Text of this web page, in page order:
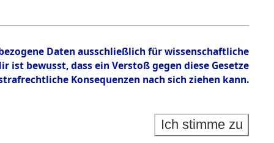
Daten ausschließlich für wissenschaftliche
bewusst, dass ein Verstoß gegen diese Gesetze
Konsequenzen nach sich ziehen kann.
Ich stimme zu